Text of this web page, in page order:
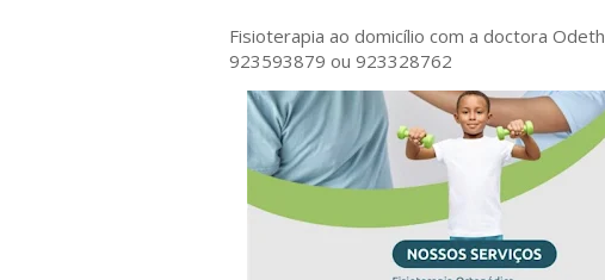
Fisioterapia ao domicílio com a doctora Odeth
923593879 ou 923328762